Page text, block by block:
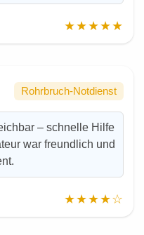
★★★★★
Rohrbruch-Notdienst
– schnelle Hilfe
war freundlich und
★★★★☆